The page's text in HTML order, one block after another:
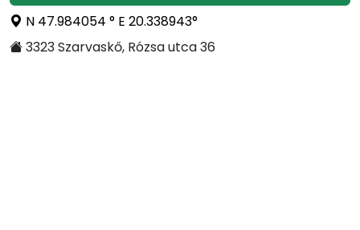
N 47.984054 ° E 20.338943°
3323 Szarvaskő, Rózsa utca 36